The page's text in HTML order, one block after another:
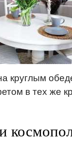
круглым
в тех же